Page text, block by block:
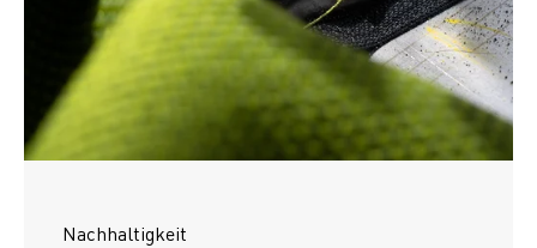
Nachhaltigkeit